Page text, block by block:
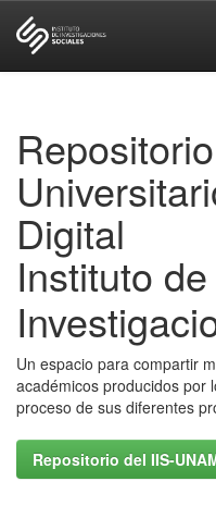
Repositorio
Digital
Instituto de
Un espacio para compartir
académicos producidos por
proceso de sus diferentes
Repositorio del IIS-